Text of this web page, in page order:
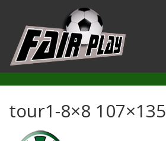
tour1-8×8 107×135